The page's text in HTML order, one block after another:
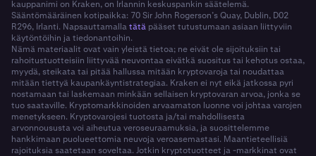
kauppanimi on Kraken, on Irlannin keskuspankin säätelemä.
Sääntömääräinen kotipaikka: 70 Sir John Rogerson’s Quay, Dublin, D02
R296, Irlanti. Napsauttamallatätä pääset tutustumaan asiaan liittyviin
käytöntöihin ja tiedonantoihin.
Nämä materiaalit ovat vain yleistä tietoa; ne eivät ole sijoituksiin tai
rahoitustuotteisiin liittyvää neuvontaa eivätkä suositus tai kehotus ostaa,
myydä, steikata tai pitää hallussa mitään kryptovaroja tai noudattaa
mitään tiettyä kaupankäyntistrategiaa. Kraken ei nyt eikä jatkossa pyri
nostamaan tai laskemaan minkään sellaisen kryptovaran arvoa, jonka se
tuo saataville. Kryptomarkkinoiden arvaamaton luonne voi johtaa varojen
menetykseen. Kryptovarojesi tuotosta ja/tai mahdollisesta
arvonnoususta voi aiheutua veroseuraamuksia, ja suosittelemme
hankkimaan puolueettomia neuvoja veroasemastasi. Maantieteellisiä
rajoituksia saatetaan soveltaa. Jotkin kryptotuotteet ja -markkinat ovat